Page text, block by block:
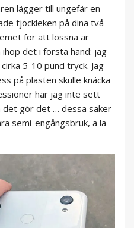
lägger till ungefär en
tjockleken på dina två
för att lossna är
det i första hand: jag
5-10 pund tryck. Jag
på plasten skulle knäcka
har jag inte sett
det gör det … dessa saker
semi-engångsbruk, a la